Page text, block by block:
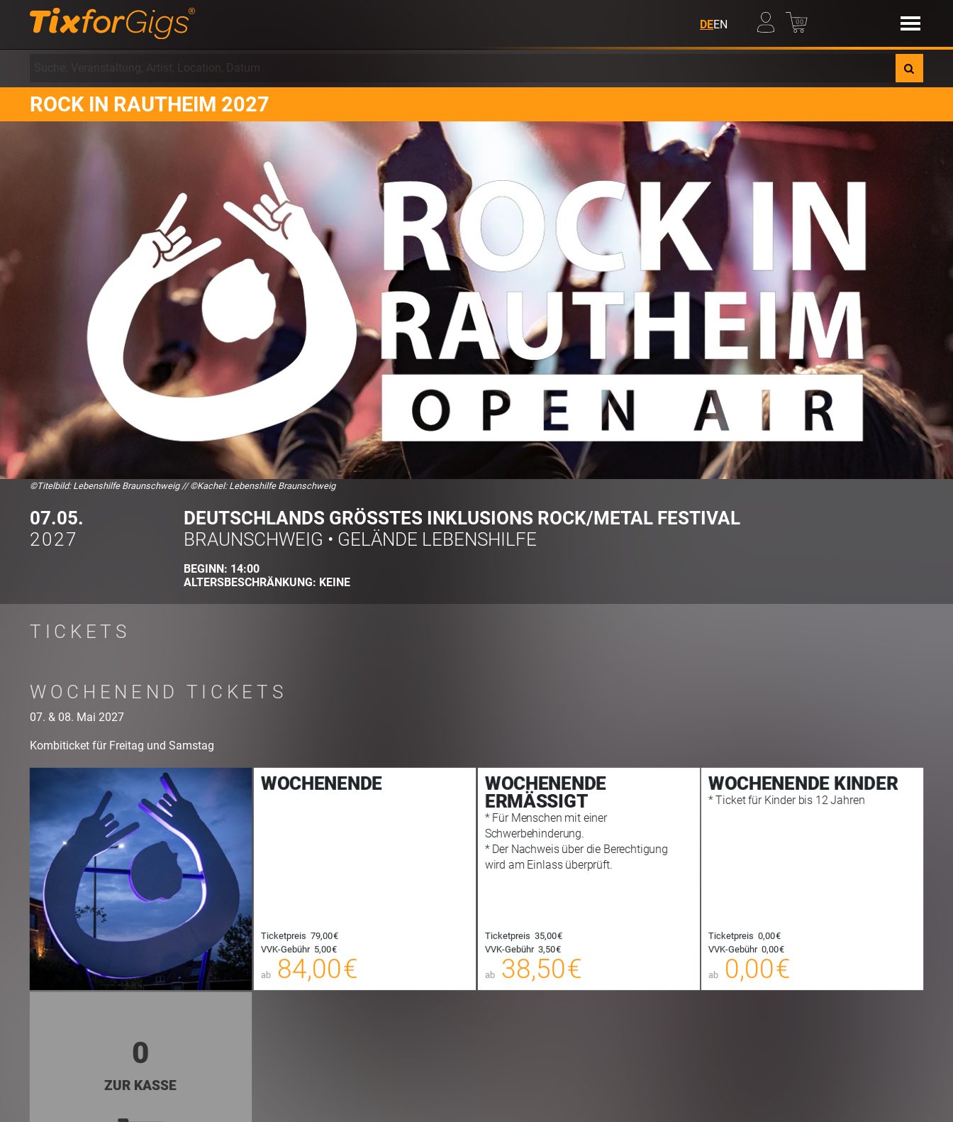
DEEN 00
ROCK IN RAUTHEIM 2027
©Titelbild: Lebenshilfe Braunschweig // ©Kachel: Lebenshilfe Braunschweig
07.05.
2027
DEUTSCHLANDS GRÖSSTES INKLUSIONS ROCK/METAL FESTIVAL
BRAUNSCHWEIG • GELÄNDE LEBENSHILFE
BEGINN: 14:00
ALTERSBESCHRÄNKUNG: KEINE
TICKETS
WOCHENEND TICKETS
07. & 08. Mai 2027
Kombiticket für Freitag und Samstag
WOCHENENDE
Ticketpreis 79,00 €
VVK-Gebühr 5,00 €
ab 84,00 €
00
00
WOCHENENDE
ERMÄSSIGT
* Für Menschen mit einer
Schwerbehinderung.
* Der Nachweis über die Berechtigung
wird am Einlass überprüft.
Ticketpreis 35,00 €
VVK-Gebühr 3,50 €
ab 38,50 €
00
00
WOCHENENDE KINDER
* Ticket für Kinder bis 12 Jahren
Ticketpreis 0,00 €
VVK-Gebühr 0,00 €
ab 0,00 €
00
0
ZUR KASSE